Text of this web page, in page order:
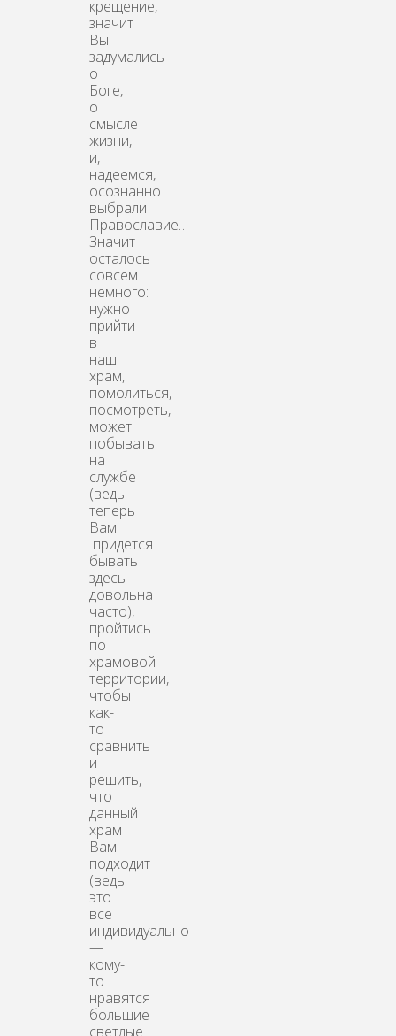
крещение,
значит
Вы
задумались
о
Боге,
о
смысле
жизни,
и,
надеемся,
осознанно
выбрали
Православие…
Значит
осталось
совсем
немного:
нужно
прийти
в
наш
храм,
помолиться,
посмотреть,
может
побывать
на
службе
(ведь
теперь
Вам
придется
бывать
здесь
довольна
часто),
пройтись
по
храмовой
территории,
чтобы
как-
то
сравнить
и
решить,
что
данный
храм
Вам
подходит
(ведь
это
все
индивидуально
—
кому-
то
нравятся
большие
светлые